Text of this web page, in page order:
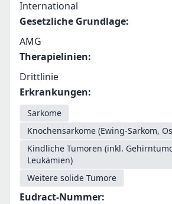
International
Gesetzliche Grundlage:
AMG
Therapielinien:
Drittlinie
Erkrankungen:
Sarkome
Knochensarkome (Ewing-Sarkom,
Kindliche Tumoren (inkl.
Leukämien)
Weitere solide Tumore
Eudract-Nummer: